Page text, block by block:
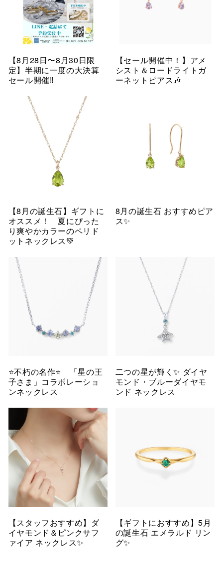
【8月28日〜8月30日限
定】半期に一度の大決算
セール開催‼︎
【セール開催中！】アメ
シスト＆ロードライトガ
ーネットピアス🎶
【8月の誕生石】ギフトに
オススメ！ 夏にぴった
り爽やかカラーのペリド
ットネックレス💚
8月の誕生石 おすすめピア
ス✨
⭐️不朽の名作⭐️ 「星の王
子さま」コラボレーショ
ンネックレス
二つの星が輝く✨ ダイヤ
モンド・ブルーダイヤモ
ンド ネックレス
【スタッフおすすめ】ダ
イヤモンド＆ピンクサフ
ァイア ネックレス✨
【ギフトにおすすめ】5月
の誕生石 エメラルド リン
グ✨